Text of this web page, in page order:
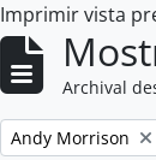
Imprimir vista
Archival
Remove filter:
Andy Morrison